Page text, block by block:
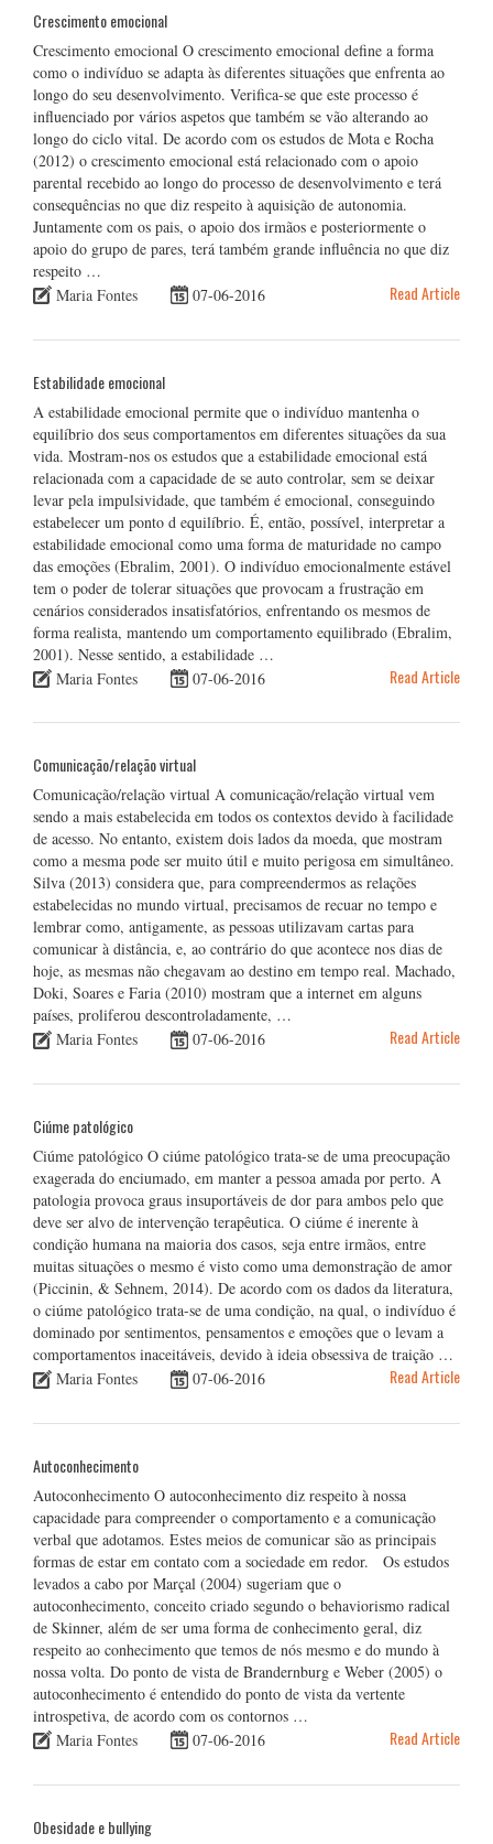
Crescimento emocional
Crescimento emocional O crescimento emocional define a forma
como o indivíduo se adapta às diferentes situações que enfrenta ao
longo do seu desenvolvimento. Verifica-se que este processo é
influenciado por vários aspetos que também se vão alterando ao
longo do ciclo vital. De acordo com os estudos de Mota e Rocha
(2012) o crescimento emocional está relacionado com o apoio
parental recebido ao longo do processo de desenvolvimento e terá
consequências no que diz respeito à aquisição de autonomia.
Juntamente com os pais, o apoio dos irmãos e posteriormente o
apoio do grupo de pares, terá também grande influência no que diz
respeito …
Maria Fontes
07-06-2016 Read Article
Estabilidade emocional
A estabilidade emocional permite que o indivíduo mantenha o
equilíbrio dos seus comportamentos em diferentes situações da sua
vida. Mostram-nos os estudos que a estabilidade emocional está
relacionada com a capacidade de se auto controlar, sem se deixar
levar pela impulsividade, que também é emocional, conseguindo
estabelecer um ponto d equilíbrio. É, então, possível, interpretar a
estabilidade emocional como uma forma de maturidade no campo
das emoções (Ebralim, 2001). O indivíduo emocionalmente estável
tem o poder de tolerar situações que provocam a frustração em
cenários considerados insatisfatórios, enfrentando os mesmos de
forma realista, mantendo um comportamento equilibrado (Ebralim,
2001). Nesse sentido, a estabilidade …
Maria Fontes
07-06-2016 Read Article
Comunicação/relação virtual
Comunicação/relação virtual A comunicação/relação virtual vem
sendo a mais estabelecida em todos os contextos devido à facilidade
de acesso. No entanto, existem dois lados da moeda, que mostram
como a mesma pode ser muito útil e muito perigosa em simultâneo.
Silva (2013) considera que, para compreendermos as relações
estabelecidas no mundo virtual, precisamos de recuar no tempo e
lembrar como, antigamente, as pessoas utilizavam cartas para
comunicar à distância, e, ao contrário do que acontece nos dias de
hoje, as mesmas não chegavam ao destino em tempo real. Machado,
Doki, Soares e Faria (2010) mostram que a internet em alguns
países, proliferou descontroladamente, …
Maria Fontes
07-06-2016 Read Article
Ciúme patológico
Ciúme patológico O ciúme patológico trata-se de uma preocupação
exagerada do enciumado, em manter a pessoa amada por perto. A
patologia provoca graus insuportáveis de dor para ambos pelo que
deve ser alvo de intervenção terapêutica. O ciúme é inerente à
condição humana na maioria dos casos, seja entre irmãos, entre
muitas situações o mesmo é visto como uma demonstração de amor
(Piccinin, & Sehnem, 2014). De acordo com os dados da literatura,
o ciúme patológico trata-se de uma condição, na qual, o indivíduo é
dominado por sentimentos, pensamentos e emoções que o levam a
comportamentos inaceitáveis, devido à ideia obsessiva de traição …
Maria Fontes
07-06-2016 Read Article
Autoconhecimento
Autoconhecimento O autoconhecimento diz respeito à nossa
capacidade para compreender o comportamento e a comunicação
verbal que adotamos. Estes meios de comunicar são as principais
formas de estar em contato com a sociedade em redor. Os estudos
levados a cabo por Marçal (2004) sugeriam que o
autoconhecimento, conceito criado segundo o behaviorismo radical
de Skinner, além de ser uma forma de conhecimento geral, diz
respeito ao conhecimento que temos de nós mesmo e do mundo à
nossa volta. Do ponto de vista de Brandernburg e Weber (2005) o
autoconhecimento é entendido do ponto de vista da vertente
introspetiva, de acordo com os contornos …
Maria Fontes
07-06-2016 Read Article
Obesidade e bullying